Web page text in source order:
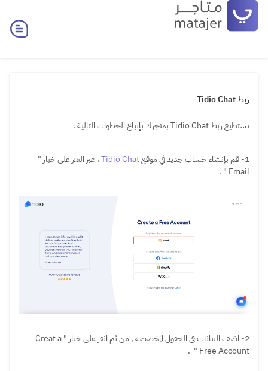
ربط Tidio Chat
تستطيع ربط Tidio Chat بمتجرك بإتباع الخطوات التالية .
1- قم بإنشاء حساب جديد في موقع Tidio Chat، عبر النقر على خيار "
Email " .
2- اضف البيانات في الحقول المخصصة , من ثم انقر على خيار " Creat a
Free Account " .